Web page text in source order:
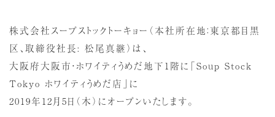
株式会社スープストックトーキョー（本社所在地：東京都目黒
区、取締役社長: 松尾真継）は、
大阪府大阪市・ホワイティうめだ地下1階に「Soup Stock
Tokyo ホワイティうめだ店」に
2019年12月5日（木）にオープンいたします。